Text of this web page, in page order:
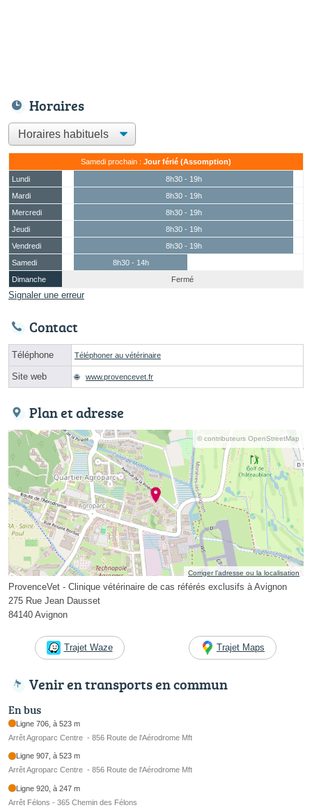
Horaires
Samedi prochain : Jour férié (Assomption)
Lundi
8h30 - 19h
Mardi
8h30 - 19h
Mercredi
8h30 - 19h
Jeudi
8h30 - 19h
Vendredi
8h30 - 19h
Samedi
8h30 - 14h
Dimanche
Fermé
Signaler une erreur
Contact
Téléphone Téléphoner au vétérinaire
Site web www.provencevet.fr
Plan et adresse
© contributeurs OpenStreetMap
Corriger l’adresse ou la localisation
ProvenceVet - Clinique vétérinaire de cas référés exclusifs à Avignon
275 Rue Jean Dausset
84140 Avignon
Trajet Waze Trajet Maps
Venir en transports en commun
En bus
Ligne 706, à 523 m
Arrêt Agroparc Centre - 856 Route de l'Aérodrome Mft
Ligne 907, à 523 m
Arrêt Agroparc Centre - 856 Route de l'Aérodrome Mft
Ligne 920, à 247 m
Arrêt Félons - 365 Chemin des Félons